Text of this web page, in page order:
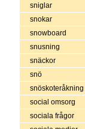
sniglar
snokar
snowboard
snusning
snäckor
snö
snöskoteråkning
social omsorg
sociala frågor